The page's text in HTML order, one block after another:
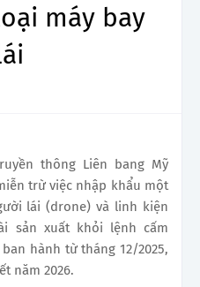
máy bay
thông Liên bang Mỹ
trừ việc nhập khẩu một
lái (drone) và linh kiện
sản xuất khỏi lệnh cấm
hành từ tháng 12/2025,
năm 2026.